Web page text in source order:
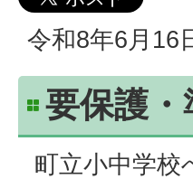
令和8年6月16
要保護
町立小中学校